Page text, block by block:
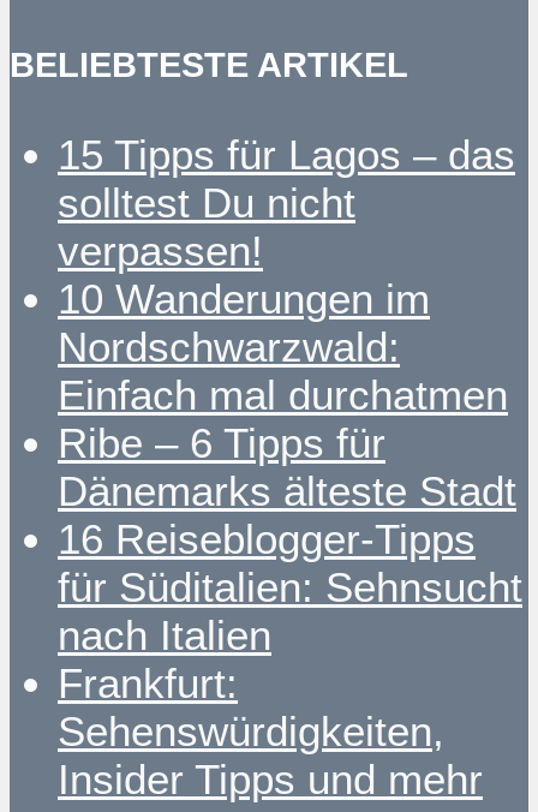
BELIEBTESTE ARTIKEL
15 Tipps für Lagos – das
solltest Du nicht
verpassen!
10 Wanderungen im
Nordschwarzwald:
Einfach mal durchatmen
Ribe – 6 Tipps für
Dänemarks älteste Stadt
16 Reiseblogger-Tipps
für Süditalien: Sehnsucht
nach Italien
Frankfurt:
Sehenswürdigkeiten,
Insider Tipps und mehr